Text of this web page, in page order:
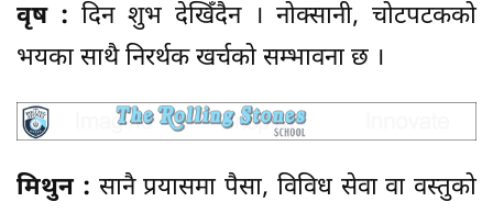
वृष : दिन शुभ देखिँदैन । नोक्सानी, चोटपटकको
भयका साथै निरर्थक खर्चको सम्भावना छ ।
मिथुन : सानै प्रयासमा पैसा, विविध सेवा वा वस्तुको